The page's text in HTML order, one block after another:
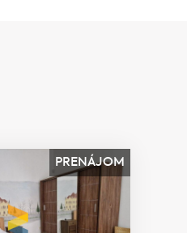
PRENÁJOM